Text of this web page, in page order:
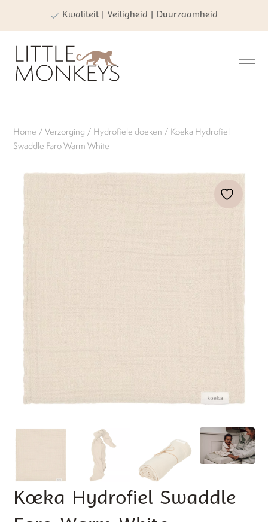
Kwaliteit | Veiligheid | Duurzaamheid
Home /Verzorging / Hydrofiele doeken / Koeka Hydrofiel
Swaddle Faro Warm White
Koeka Hydrofiel Swaddle